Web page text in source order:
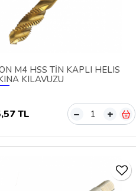
M4 HSS TİN KAPLI HELIS
KILAVUZU
TL – +